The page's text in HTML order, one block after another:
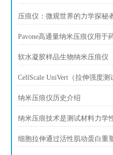
压痕仪：微观世界的力学探秘
Pavone高通量纳米压痕仪用于
软水凝胶样品生物纳米压痕仪
纳米压痕仪历史介绍
纳米压痕技术是测试材料力学